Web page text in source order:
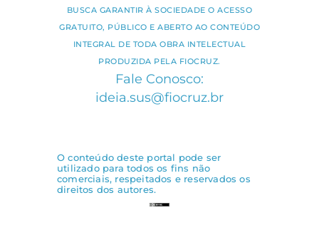
BUSCA GARANTIR À SOCIEDADE O ACESSO
GRATUITO, PÚBLICO E ABERTO AO CONTEÚDO
INTEGRAL DE TODA OBRA INTELECTUAL
PRODUZIDA PELA FIOCRUZ.
Fale Conosco:
ideia.sus@fiocruz.br
O conteúdo deste portal pode ser
utilizado para todos os fins não
comerciais, respeitados e reservados os
direitos dos autores.